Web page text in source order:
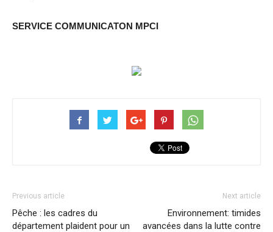
SERVICE COMMUNICATON MPCI
Previous article
Pêche : les cadres du
département plaident pour un
Next article
Environnement: timides
avancées dans la lutte contre